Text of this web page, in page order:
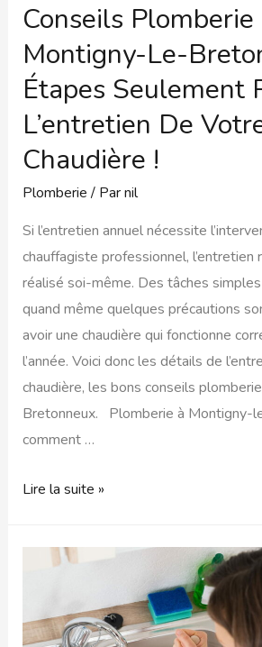
Conseils Plomberie
Montigny-Le-
Étapes Seulement
L’entretien De
Chaudière !
Plomberie/ Parnil
Si l’entretien annuel nécessite
chauffagiste professionnel,
réalisé soi-même. Des tâches
quand même quelques précautions
avoir une chaudière qui fonctionne
l’année. Voici donc les détails de
chaudière, les bons conseils
Bretonneux. Plomberie à Montigny-
comment …
Lire la suite »